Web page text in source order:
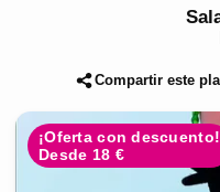
Compartir este
¡Oferta con descuento!
Desde 18 €